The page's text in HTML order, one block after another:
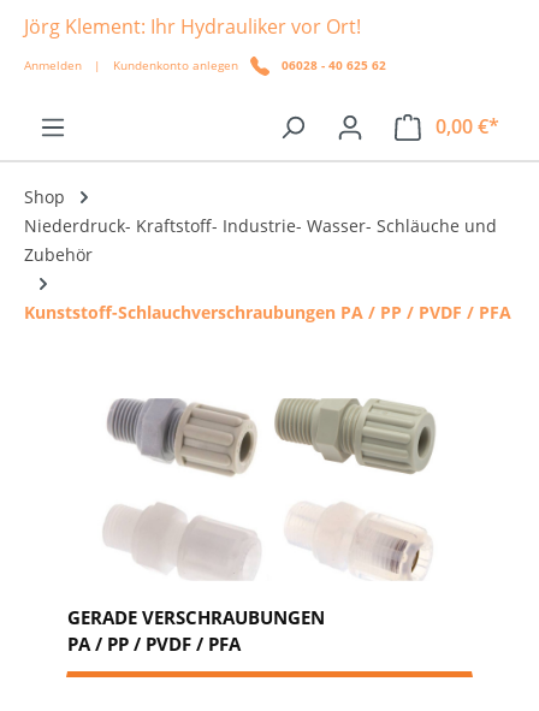
springen
Jörg Klement: Ihr Hydrauliker vor Ort!
Anmelden | Kundenkonto anlegen 06028 - 40 625 62
0,00 €*
Shop
Niederdruck- Kraftstoff- Industrie- Wasser- Schläuche und
Zubehör
Kunststoff-Schlauchverschraubungen PA / PP / PVDF / PFA
GERADE VERSCHRAUBUNGEN
PA / PP / PVDF / PFA